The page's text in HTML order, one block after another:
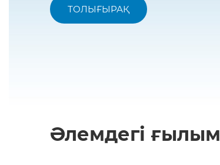
ТОЛЫҒЫРАҚ
Әлемдегі ғылым